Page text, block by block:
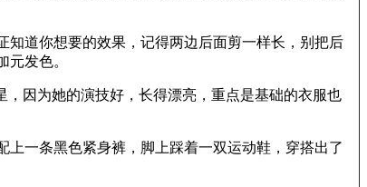
道你想要的效果，记得两边后面剪一样长，别把后
发色。
因为她的演技好，长得漂亮，重点是基础的衣服也
一条黑色紧身裤，脚上踩着一双运动鞋，穿搭出了